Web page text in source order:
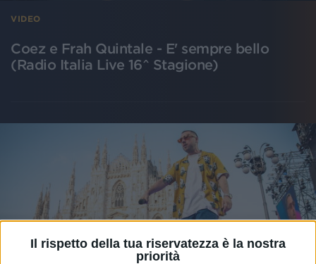
Il rispetto della tua riservatezza è la nostra
priorità
VIDEO
Coez e Frah Quintale - E' sempre bello
(Radio Italia Live 16^ Stagione)